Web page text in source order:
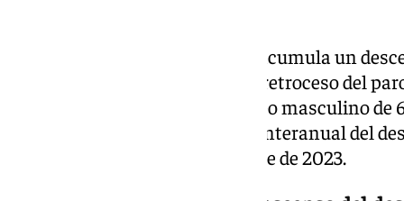
En el último año el desempleo acumula un
supone un 5,7% menos, con un retroceso del
(-5,6%) y una caída del desempleo masculino de
ha destacado que la reducción interanual del
la más elevada desde septiembre de 2023.